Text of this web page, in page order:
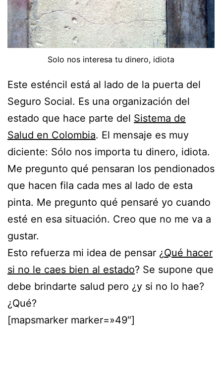
Solo nos interesa tu dinero, idiota
Este esténcil está al lado de la puerta del
Seguro Social. Es una organización del
estado que hace parte del Sistema de
Salud en Colombia. El mensaje es muy
diciente: Sólo nos importa tu dinero, idiota.
Me pregunto qué pensaran los pendionados
que hacen fila cada mes al lado de esta
pinta. Me pregunto qué pensaré yo cuando
esté en esa situación. Creo que no me va a
gustar.
Esto refuerza mi idea de pensar ¿Qué hacer
si no le caes bien al estado? Se supone que
debe brindarte salud pero ¿y si no lo hae?
¿Qué?
[mapsmarker marker=»49″]